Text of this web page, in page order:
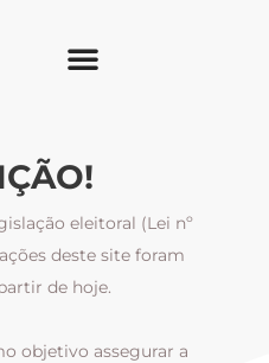
eleitoral (Lei nº
deste site foram
de hoje.
objetivo assegurar a